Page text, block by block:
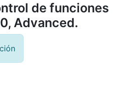
de funciones
Advanced.